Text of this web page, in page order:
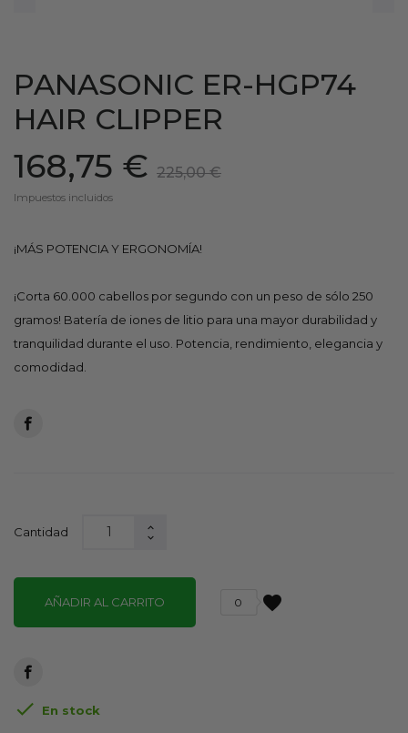
PANASONIC ER-HGP74
HAIR CLIPPER
168,75 € 225,00 €
Impuestos incluidos
¡MÁS POTENCIA Y ERGONOMÍA!
¡Corta 60.000 cabellos por segundo con un peso de sólo 250
gramos! Batería de iones de litio para una mayor durabilidad y
tranquilidad durante el uso. Potencia, rendimiento, elegancia y
comodidad.
Cantidad
AÑADIR AL CARRITO favorite
0
 En stock